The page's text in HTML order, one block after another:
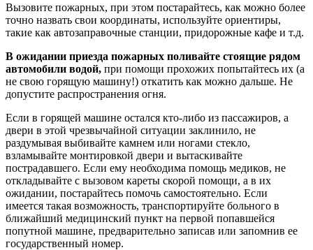
Вызовите пожарных, при этом постарайтесь, как можно более
точно назвать свои координаты, используйте ориентиры,
такие как автозаправочные станции, придорожные кафе и т.д.
В ожидании приезда пожарных поливайте стоящие рядом
автомобили водой, при помощи прохожих попытайтесь их (а
не свою горящую машину!) откатить как можно дальше. Не
допустите распространения огня.
Если в горящей машине остался кто-либо из пассажиров, а
двери в этой чрезвычайной ситуации заклинило, не
раздумывая выбивайте камнем или ногами стекло,
взламывайте монтировкой двери и вытаскивайте
пострадавшего. Если ему необходима помощь медиков, не
откладывайте с вызовом кареты скорой помощи, а в их
ожидании, постарайтесь помочь самостоятельно. Если
имеется такая возможность, транспортируйте больного в
ближайший медицинский пункт на первой попавшейся
попутной машине, предварительно записав или запомнив ее
государственный номер.